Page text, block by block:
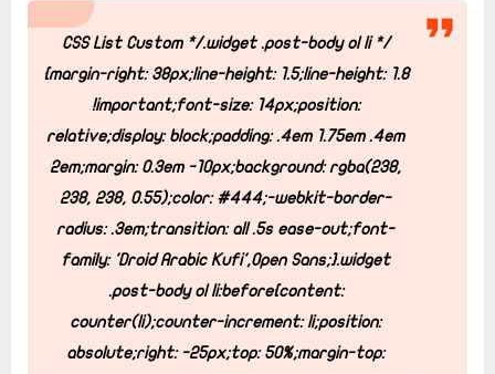
/* CSS List Custom */
.widget .post-body ol li
{margin-right: 38px;line-height: 1.5;line-height: 1.8
!important;font-size: 14px;position:
relative;display: block;padding: .4em 1.75em .4em
2em;margin: 0.3em -10px;background: rgba(238,
238, 238, 0.55);color: #444;-webkit-border-
radius: .3em;transition: all .5s ease-out;font-
family: 'Droid Arabic Kufi',Open Sans;}.widget
.post-body ol li:before{content:
counter(li);counter-increment: li;position:
absolute;right: -25px;top: 50%;margin-top: